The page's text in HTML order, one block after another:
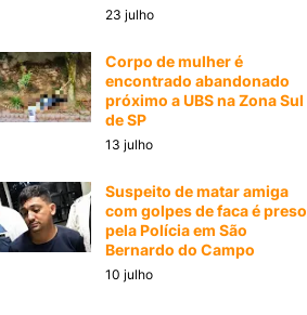
23 julho
Corpo de mulher é
encontrado abandonado
próximo a UBS na Zona Sul
de SP
13 julho
Suspeito de matar amiga
com golpes de faca é preso
pela Polícia em São
Bernardo do Campo
10 julho